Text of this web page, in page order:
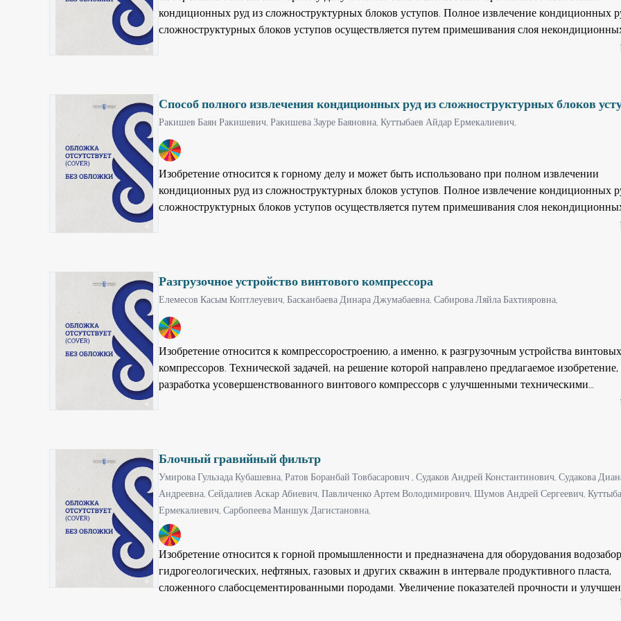
активные вещества из отхода процесса производства подсолнечного масла, обладающие
пенообразующими и эмульгирующими свойствами.
кондиционных руд из сложноструктурных блоков уступов. Полное извлечение кондиционных
сложноструктурных блоков уступов осуществляется путем примешивания слоя
обогащают высокосортной рудой из рудного тела. Технический результат предлагаемого
заключается в том, что при разработке сложноструктурных блоков разубоживание переходит в
категорию извлекаемых запасов руд. Увеличивается как объем извлекаемой руды, так и
извлечение полезных компонентов в концентрат.
Способ полного извлечения кондиционных руд из сложноструктурных блоков
Ракишев Баян Ракишевич,Ракишева Зауре Баяновна,Куттыбаев Айдар Ермекалиевич,
9
Изобретение относится к горному делу и может быть использовано при полном извлечении
кондиционных руд из сложноструктурных блоков уступов. Полное извлечение кондиционных
сложноструктурных блоков уступов осуществляется путем примешивания слоя
обогащают высокосортной рудой из рудного тела. Технический результат предлагаемого
заключается в том, что при разработке сложноструктурных блоков разубоживание переходит в
категорию извлекаемых запасов руд. Увеличивается как объем извлекаемой руды, так и
извлечение полезных компонентов в концентрат.
Разгрузочное устройство винтового компрессора
Елемесов Касым Коптлеуевич,Басканбаева Динара Джумабаевна,Сабирова Ляйла Бахтияровна,
9
Изобретение относится к компрессоростроению, а именно, к разгрузочным устройства винтовых
компрессоров. Технической задачей, на решение которой направлено предлагаемое изобретение,
разработка усовершенствованного винтового компрессорв с улучшенными техническими
характеристиками разгрузочного устройства. Решение данной технической задачи достигнуто
расположенные сквозные отверстия с беззазорно взаимодействующими с ними штоками, один
каждого штока локально взаимодействует с торцовой поверхностью цилиндрического корпуса,
противоположный конец через упругий элемент, например, набор тарельчатых пружин,
с донной торцевой поверхностью дополнительно введённых в состав поршня по количеству
жёстко связанных с поршнем цилиндров. Технический результат от использования предлагаемого
изобретения заключается в расширении функциональных возможностей и в улучшении
характеристик.
Блочный гравийный фильтр
Умирова Гульзада Кубашевна,Ратов Боранбай Товбасарович ,Судаков Андрей Константинович,Судакова
Андреевна,Сейдалиев Аскар Абиевич,Павличенко Артем Володимирович,Шумов Андрей Сергеевич,
Ермекалиевич,Сарбопеева Маншук Дагистановна,
9
Изобретение относится к горной промышленности и предназначена для оборудования
гидрогеологических, нефтяных, газовых и других скважин в интервале продуктивного пласта,
сложенного слабосцементированными породами. Увеличение показателей прочности и
фильтрационных свойства гравийного блока осуществляется за счет того, что гравийный фильтр